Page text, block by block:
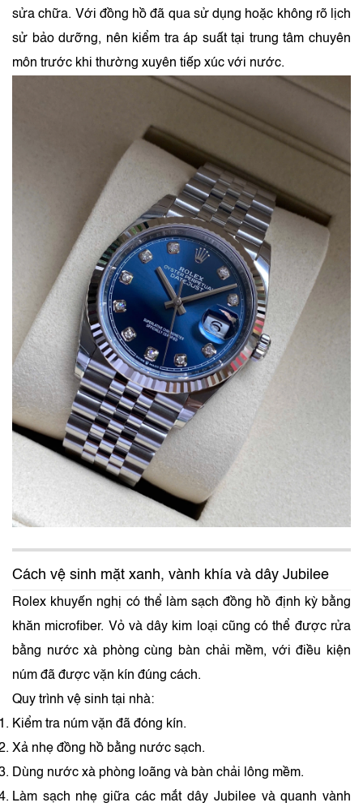
sửa chữa. Với đồng hồ đã qua sử dụng hoặc không rõ lịch
sử bảo dưỡng, nên kiểm tra áp suất tại trung tâm chuyên
môn trước khi thường xuyên tiếp xúc với nước.
Cách vệ sinh mặt xanh, vành khía và dây Jubilee
Rolex khuyến nghị có thể làm sạch đồng hồ định kỳ bằng
khăn microfiber. Vỏ và dây kim loại cũng có thể được rửa
bằng nước xà phòng cùng bàn chải mềm, với điều kiện
núm đã được vặn kín đúng cách.
Quy trình vệ sinh tại nhà:
Kiểm tra núm vặn đã đóng kín.
Xả nhẹ đồng hồ bằng nước sạch.
Dùng nước xà phòng loãng và bàn chải lông mềm.
Làm sạch nhẹ giữa các mắt dây Jubilee và quanh vành